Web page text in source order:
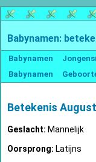
Babynamen:
Babynamen
Babynamen
Betekenis
Geslacht: Mannelijk
Oorsprong: Latijns